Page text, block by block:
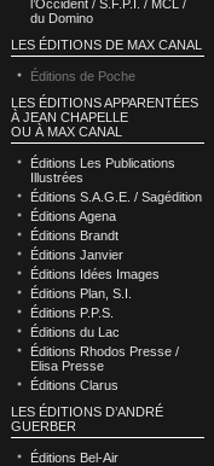
l’Occident / S.F.P.I. / MCL /
du Domino
LES ÉDITIONS DE MAX CANAL
Éditions de Poche
LES ÉDITIONS APPARENTÉES
À JEAN CHAPELLE
OU À MAX CANAL
Éditions Les Publications
Illustrées
Éditions S.A.G.E. / Sagédition
Éditions Agena
Éditions Brandt
Éditions Janvier
Éditions Idées Images
Éditions Plan, S.I.
Éditions P.P.S.
Éditions du Lac
Éditions Rhodos Presse /
Elisa Presse
Éditions Clarus
LES ÉDITIONS D’ANDRÉ
GUERBER
Éditions Bel-Air